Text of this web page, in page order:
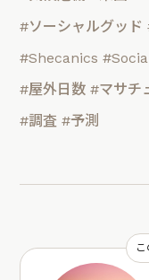
#ソーシャルグッド
#Shecanics
#屋外日数 #マサチ
#調査 #予測